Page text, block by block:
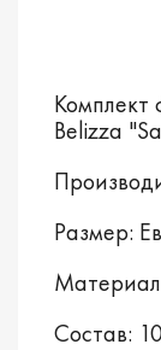
Комплект
Belizza
Размер:
Состав: